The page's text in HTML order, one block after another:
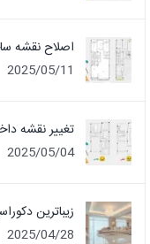
اصلاح نقشه
2025/05/11
تغییر نقشه
2025/05/04
زیباترین
2025/04/28